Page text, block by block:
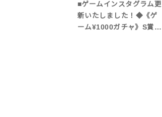
■ゲームインスタグラム更
新いたしました！◆《ゲ
ーム¥1000ガチャ》S賞…